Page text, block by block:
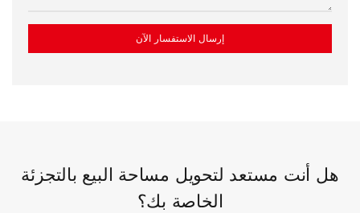
إرسال الاستفسار الآن
هل أنت مستعد لتحويل مساحة البيع بالتجزئة
الخاصة بك؟